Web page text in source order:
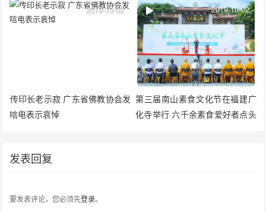
​传印长老示寂 广东省佛教协会发
唁电表示哀悼
2019-10-02
第三届南山素食文化节在福建广
化寺举行 六千余素食爱好者点头
2019-10-02
发表回复
要发表评论，您必须先登录。